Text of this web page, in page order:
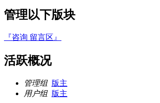
管理以下版块
『咨询 留言区』
活跃概况
管理组 版主
用户组 版主